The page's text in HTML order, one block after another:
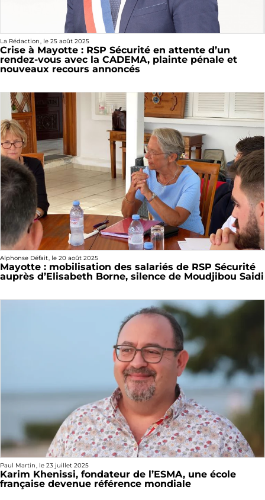
La Rédaction, le 25 août 2025
Crise à Mayotte : RSP Sécurité en attente d’un
rendez-vous avec la CADEMA, plainte pénale et
nouveaux recours annoncés
Alphonse Défait, le 20 août 2025
Mayotte : mobilisation des salariés de RSP Sécurité
auprès d’Elisabeth Borne, silence de Moudjibou Saidi
Paul Martin, le 23 juillet 2025
Karim Khenissi, fondateur de l’ESMA, une école
française devenue référence mondiale